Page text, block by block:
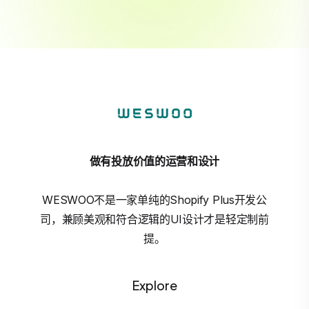
做有投放价值的运营和设计
WESWOO不是一家单纯的Shopify Plus开发公
司，兼顾美观和符合逻辑的UI设计才是轻定制前
提。
Explore